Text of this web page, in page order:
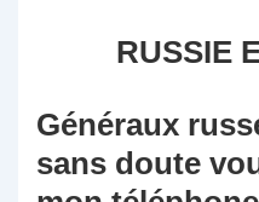
RUSSIE
Généraux
sans doute